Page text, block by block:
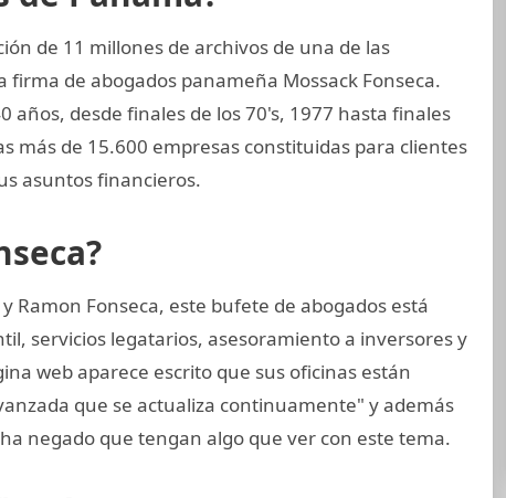
de 11 millones de archivos de una de las
de abogados panameña Mossack Fonseca.
años, desde finales de los 70's, 1977 hasta finales
más de 15.600 empresas constituidas para clientes
asuntos financieros.
Ramon Fonseca, este bufete de abogados está
servicios legatarios, asesoramiento a inversores y
web aparece escrito que sus oficinas están
que se actualiza continuamente" y además
negado que tengan algo que ver con este tema.